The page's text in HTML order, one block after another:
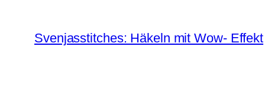
springen
Svenjasstitches: Häkeln mit Wow- Effekt